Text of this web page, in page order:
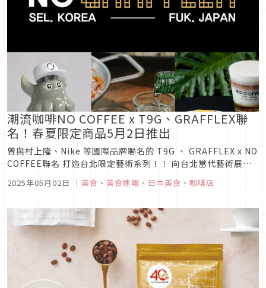
潮流咖啡NO COFFEE x T9G、GRAFFLEX聯
名！春夏限定商品5月2日推出
曾與村上隆、Nike 等國際品牌聯名的 T9G 、 GRAFFLEX x NO
COFFEE聯名 打造台北限定藝術系列！！ 向台北當代藝術展致
珠氣泡美式」、「蜂蜜柚光拿鐵」 與「檸香可頌」同步上市，為
2025年05月02日 ｜ 美食 、 美食速報 、 日本美食 、 咖啡店